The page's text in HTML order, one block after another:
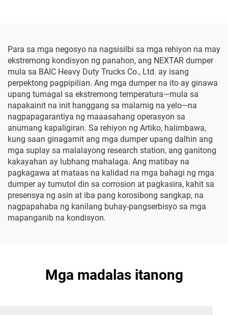
Para sa mga negosyo na nagsisilbi sa mga rehiyon na may
ekstremong kondisyon ng panahon, ang NEXTAR dumper
mula sa BAIC Heavy Duty Trucks Co., Ltd. ay isang
perpektong pagpipilian. Ang mga dumper na ito ay ginawa
upang tumagal sa ekstremong temperatura—mula sa
napakainit na init hanggang sa malamig na yelo—na
nagpapagarantiya ng maaasahang operasyon sa
anumang kapaligiran. Sa rehiyon ng Artiko, halimbawa,
kung saan ginagamit ang mga dumper upang dalhin ang
mga suplay sa malalayong research station, ang ganitong
kakayahan ay lubhang mahalaga. Ang matibay na
pagkagawa at mataas na kalidad na mga bahagi ng mga
dumper ay tumutol din sa corrosion at pagkasira, kahit sa
presensya ng asin at iba pang korosibong sangkap, na
nagpapahaba ng kanilang buhay-pangserbisyo sa mga
mapanganib na kondisyon.
Mga madalas itanong